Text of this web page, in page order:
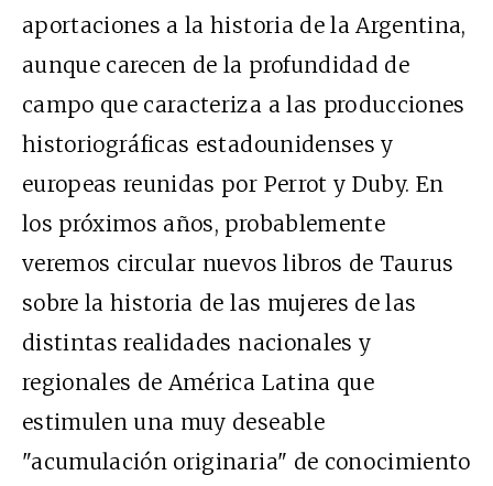
aportaciones a la historia de la Argentina,
aunque carecen de la profundidad de
campo que caracteriza a las producciones
historiográficas estadounidenses y
europeas reunidas por Perrot y Duby. En
los próximos años, probablemente
veremos circular nuevos libros de Taurus
sobre la historia de las mujeres de las
distintas realidades nacionales y
regionales de América Latina que
estimulen una muy deseable
"acumulación originaria" de conocimiento